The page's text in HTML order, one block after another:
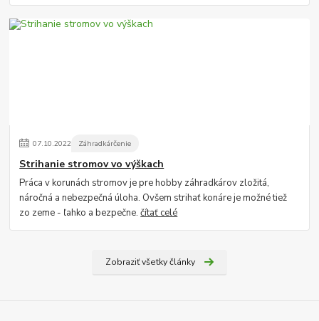
07.10.2022 Záhradkárčenie
Strihanie stromov vo výškach
Práca v korunách stromov je pre hobby záhradkárov zložitá,
náročná a nebezpečná úloha. Ovšem strihať konáre je možné tiež
zo zeme - ľahko a bezpečne.čítať celé
Zobraziť všetky články